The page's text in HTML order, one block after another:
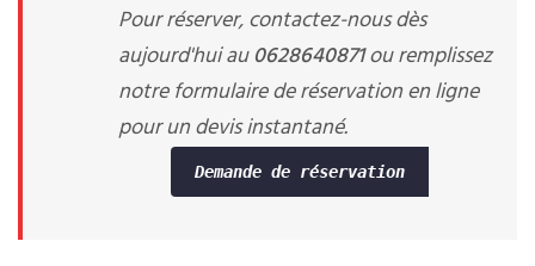
Pour réserver, contactez-nous dès
aujourd'hui au0628640871ou remplissez
notre formulaire de réservation en ligne
pour un devis instantané.
Demande de réservation